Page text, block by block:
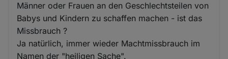
Männer oder Frauen an den Geschlechtsteilen von
Babys und Kindern zu schaffen machen - ist das
Missbrauch ?
Ja natürlich, immer wieder Machtmissbrauch im
Namen der "heiligen Sache".